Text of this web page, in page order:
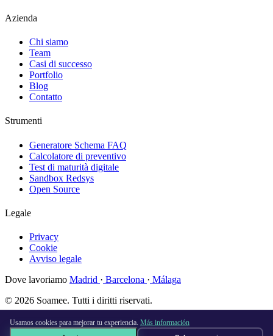
Azienda
Chi siamo
Team
Casi di successo
Portfolio
Blog
Contatto
Strumenti
Generatore Schema FAQ
Calcolatore di preventivo
Test di maturità digitale
Sandbox Redsys
Open Source
Legale
Privacy
Cookie
Avviso legale
Dove lavoriamo Madrid · Barcelona · Málaga
© 2026 Soamee. Tutti i diritti riservati.
Fatto con♥a Madrid
Usamos cookies para mejorar tu experiencia. Más información